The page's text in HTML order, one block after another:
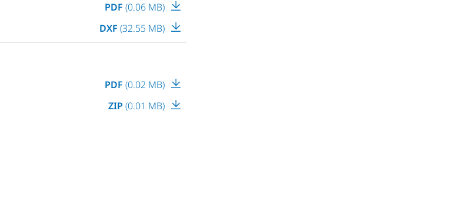
PDF (0.06 MB)
DXF (32.55 MB)
PDF (0.02 MB)
ZIP (0.01 MB)